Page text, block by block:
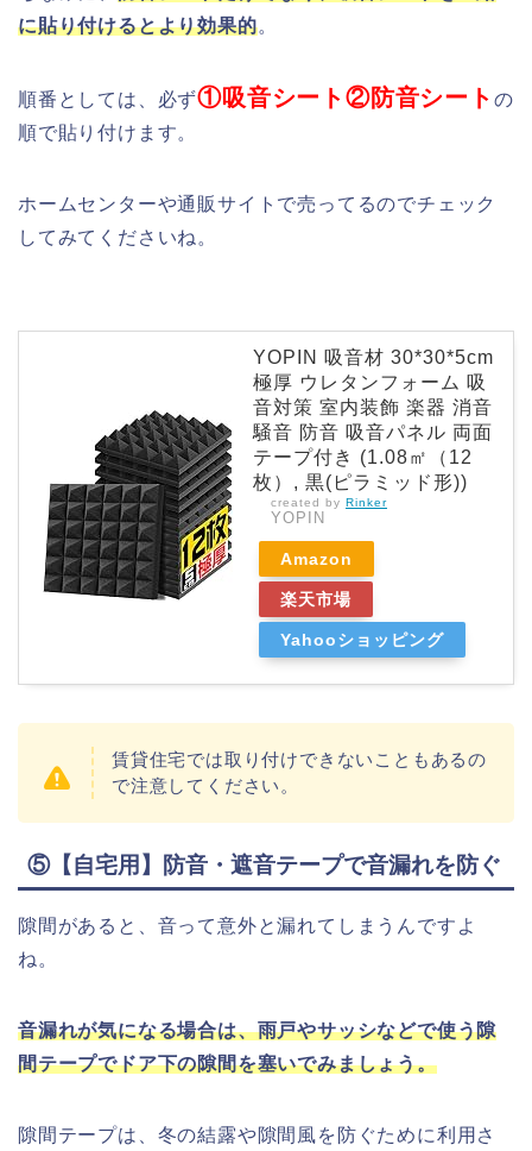
に貼り付けるとより効果的。
順番としては、必ず①吸音シート②防音シート の
順で貼り付けます。
ホームセンターや通販サイトで売ってるのでチェック
してみてくださいね。
YOPIN 吸音材 30*30*5cm
極厚 ウレタンフォーム 吸
音対策 室内装飾 楽器 消音
騒音 防音 吸音パネル 両面
テープ付き (1.08㎡（12
枚）, 黒(ピラミッド形))
created by Rinker
YOPIN
Amazon
楽天市場
Yahooショッピング
賃貸住宅では取り付けできないこともあるの
で注意してください。
⑤【自宅用】防音・遮音テープで音漏れを防ぐ
隙間があると、音って意外と漏れてしまうんですよ
ね。
音漏れが気になる場合は、雨戸やサッシなどで使う隙
間テープでドア下の隙間を塞いでみましょう。
隙間テープは、冬の結露や隙間風を防ぐために利用さ